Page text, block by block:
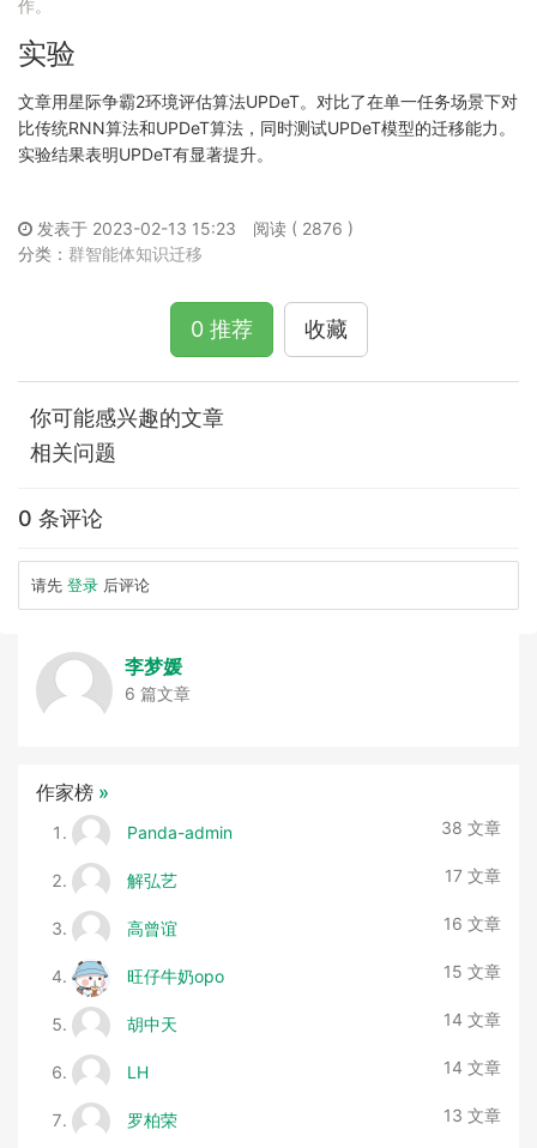
作。
实验
文章用星际争霸2环境评估算法UPDeT。对比了在单一任务场景下对
比传统RNN算法和UPDeT算法，同时测试UPDeT模型的迁移能力。
实验结果表明UPDeT有显著提升。
发表于 2023-02-13 15:23
阅读 ( 2876 )
分类： 群智能体知识迁移
0 推荐 收藏
你可能感兴趣的文章
相关问题
0 条评论
请先 登录 后评论
李梦媛
6 篇文章
作家榜 »
Panda-admin 38 文章
解弘艺 17 文章
高曾谊 16 文章
旺仔牛奶opo 15 文章
胡中天 14 文章
LH 14 文章
罗柏荣 13 文章